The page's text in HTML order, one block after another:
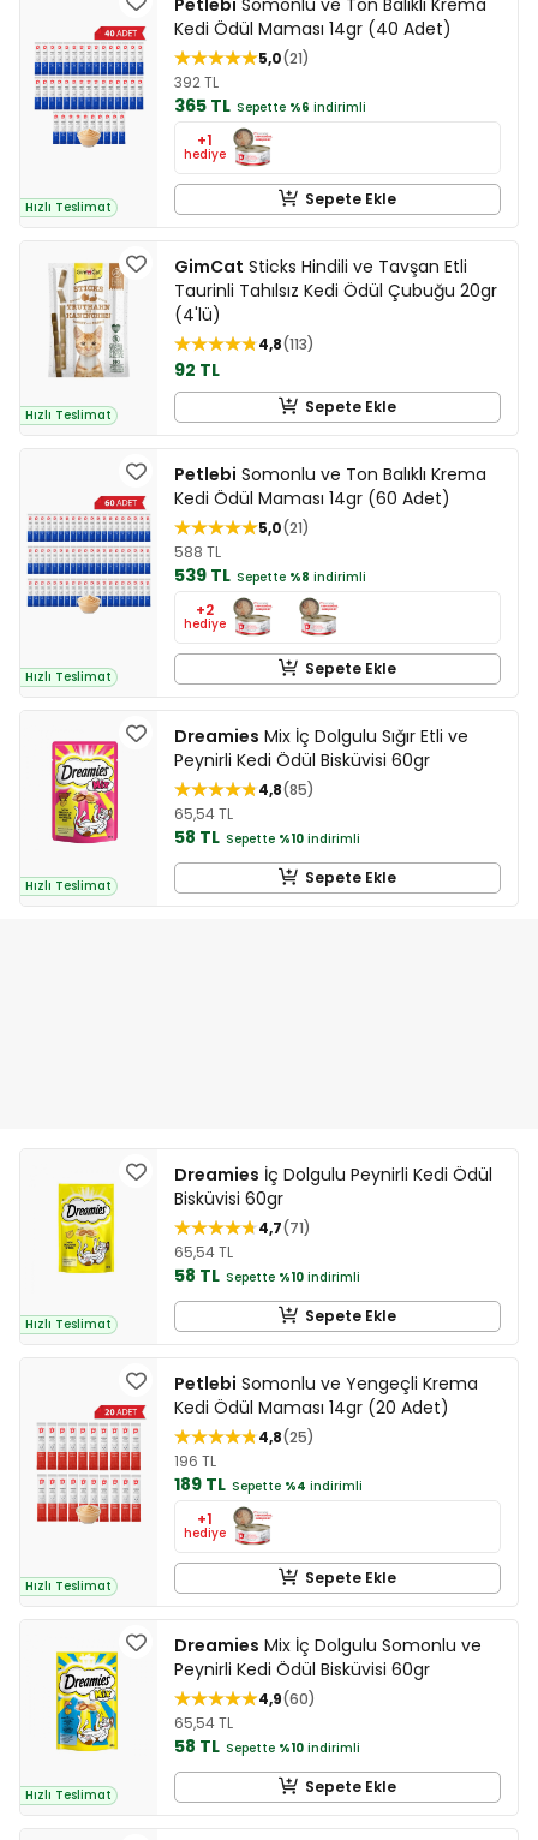
Hızlı Teslimat
Kedi Ödül Maması 14gr (40 Adet)
5,0 21
392 TL
365 TL Sepette %6 indirimli
+1
hediye
Sepete Ekle
Hızlı Teslimat
GimCat Sticks Hindili ve Tavşan Etli
Taurinli Tahılsız Kedi Ödül Çubuğu 20gr
(4'lü)
4,8 113
92 TL
Sepete Ekle
Hızlı Teslimat
Petlebi Somonlu ve Ton Balıklı Krema
Kedi Ödül Maması 14gr (60 Adet)
5,0 21
588 TL
539 TL Sepette %8 indirimli
+2
hediye
Sepete Ekle
Hızlı Teslimat
Dreamies Mix İç Dolgulu Sığır Etli ve
Peynirli Kedi Ödül Bisküvisi 60gr
4,8 85
65,54 TL
58 TL Sepette %10 indirimli
Sepete Ekle
Hızlı Teslimat
Dreamies İç Dolgulu Peynirli Kedi Ödül
Bisküvisi 60gr
4,7 71
65,54 TL
58 TL Sepette %10 indirimli
Sepete Ekle
Hızlı Teslimat
Petlebi Somonlu ve Yengeçli Krema
Kedi Ödül Maması 14gr (20 Adet)
4,8 25
196 TL
189 TL Sepette %4 indirimli
+1
hediye
Sepete Ekle
Hızlı Teslimat
Dreamies Mix İç Dolgulu Somonlu ve
Peynirli Kedi Ödül Bisküvisi 60gr
4,9 60
65,54 TL
58 TL Sepette %10 indirimli
Sepete Ekle